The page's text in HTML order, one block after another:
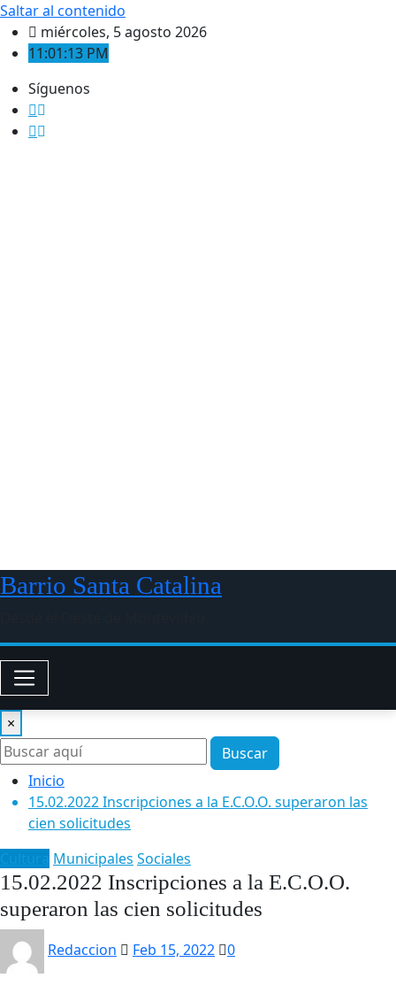
Saltar al contenido
miércoles, 5 agosto 2026
11:01:13 PM
Síguenos
Barrio Santa Catalina
×
Buscar
Inicio
15.02.2022 Inscripciones a la E.C.O.O. superaron las
cien solicitudes
Municipales Sociales
15.02.2022 Inscripciones a la E.C.O.O.
superaron las cien solicitudes
Redaccion Feb 15, 2022 0